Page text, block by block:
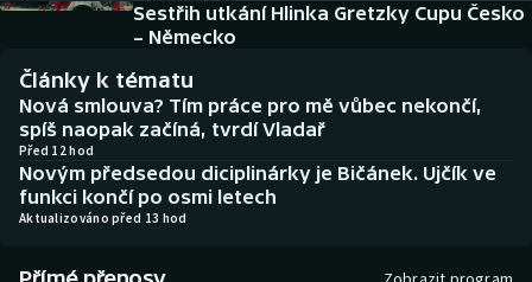
Baseball a softbal
Basketbal
Biatlon
Boby a skeleton
Box
Historické návraty
Aplikace ČT sport
AZ kvíz
Sestřih utkání Hlinka Gretzky Cupu Česko
– Německo
Články k tématu
Nová smlouva? Tím práce pro mě vůbec nekončí,
spíš naopak začíná, tvrdí Vladař
Před 12 hod
Novým předsedou diciplinárky je Bičánek. Ujčík ve
funkci končí po osmi letech
Aktualizováno před 13 hod